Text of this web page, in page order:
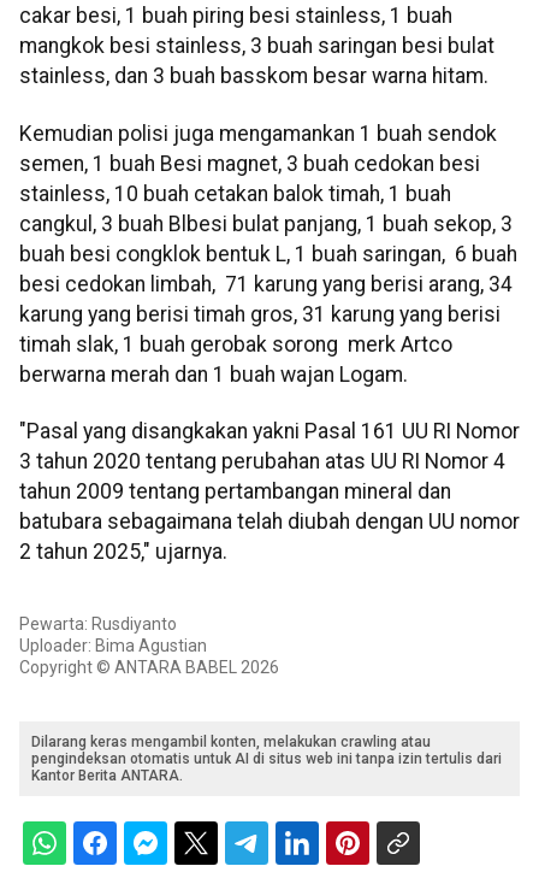
cakar besi, 1 buah piring besi stainless, 1 buah
mangkok besi stainless, 3 buah saringan besi bulat
stainless, dan 3 buah basskom besar warna hitam.
Kemudian polisi juga mengamankan 1 buah sendok
semen, 1 buah Besi magnet, 3 buah cedokan besi
stainless, 10 buah cetakan balok timah, 1 buah
cangkul, 3 buah Blbesi bulat panjang, 1 buah sekop, 3
buah besi congklok bentuk L, 1 buah saringan, 6 buah
besi cedokan limbah, 71 karung yang berisi arang, 34
karung yang berisi timah gros, 31 karung yang berisi
timah slak, 1 buah gerobak sorong merk Artco
berwarna merah dan 1 buah wajan Logam.
"Pasal yang disangkakan yakni Pasal 161 UU RI Nomor
3 tahun 2020 tentang perubahan atas UU RI Nomor 4
tahun 2009 tentang pertambangan mineral dan
batubara sebagaimana telah diubah dengan UU nomor
2 tahun 2025," ujarnya.
Pewarta: Rusdiyanto
Uploader: Bima Agustian
Copyright © ANTARA BABEL 2026
Dilarang keras mengambil konten, melakukan crawling atau
pengindeksan otomatis untuk AI di situs web ini tanpa izin tertulis dari
Kantor Berita ANTARA.